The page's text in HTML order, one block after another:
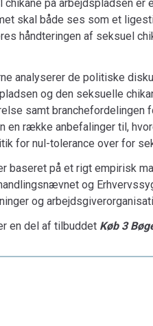
chikane på arbejdspladsen
skal både ses som et
håndteringen af seksuel
analyserer de politiske
og den seksuelle
samt branchefordelingen
en række anbefalinger til,
for nul-tolerance over for
baseret på et rigt empirisk
og
og
en del af tilbuddet Køb 3